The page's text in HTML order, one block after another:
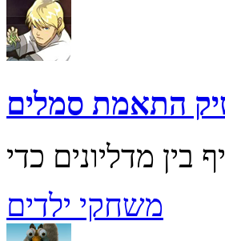
התאמת סמלים
משחקי ילדים